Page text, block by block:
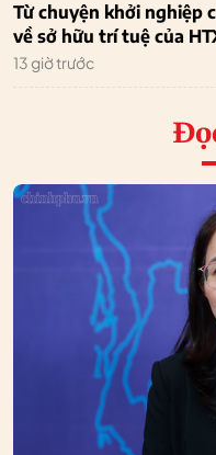
Từ chuyện khởi nghiệp
về sở hữu trí tuệ của
13 giờ trước